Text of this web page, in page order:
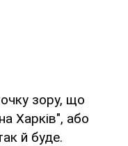
зору, що
Харків", або
й буде.